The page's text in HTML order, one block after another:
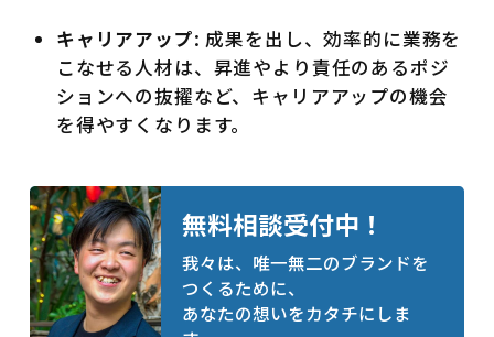
キャリアアップ: 成果を出し、効率的に業務を
こなせる人材は、昇進やより責任のあるポジ
ションへの抜擢など、キャリアアップの機会
を得やすくなります。
無料相談受付中！
我々は、唯一無二のブランドを
つくるために、
あなたの想いをカタチにしま